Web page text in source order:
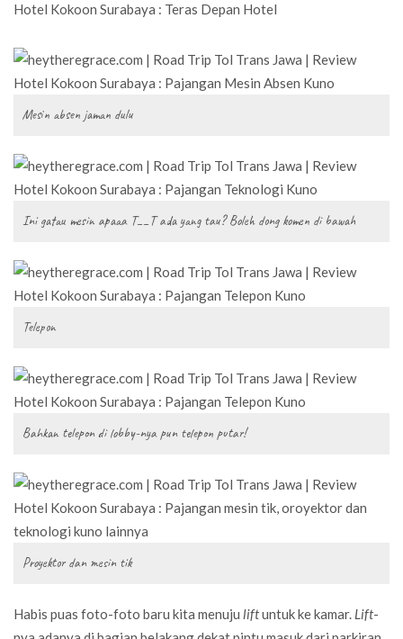
Mesin absen jaman dulu
Ini gatau mesin apaaa T__T ada yang tau? Boleh dong komen di bawah
Telepon
Bahkan telepon di lobby-nya pun telepon putar!
Proyektor dan mesin tik
Habis puas foto-foto baru kita menuju liftuntuk ke kamar. Lift-